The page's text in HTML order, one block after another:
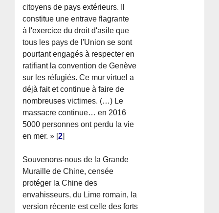
citoyens de pays extérieurs. Il
constitue une entrave flagrante
à l'exercice du droit d'asile que
tous les pays de l'Union se sont
pourtant engagés à respecter en
ratifiant la convention de Genève
sur les réfugiés. Ce mur virtuel a
déjà fait et continue à faire de
nombreuses victimes. (…) Le
massacre continue… en 2016
5000 personnes ont perdu la vie
en mer. » [2]
Souvenons-nous de la Grande
Muraille de Chine, censée
protéger la Chine des
envahisseurs, du Lime romain, la
version récente est celle des forts